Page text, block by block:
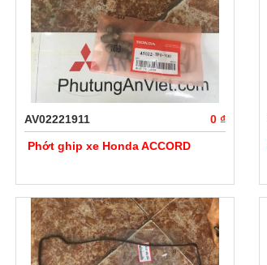
AV02221911 0 ₫
Phớt ghip xe Honda ACCORD